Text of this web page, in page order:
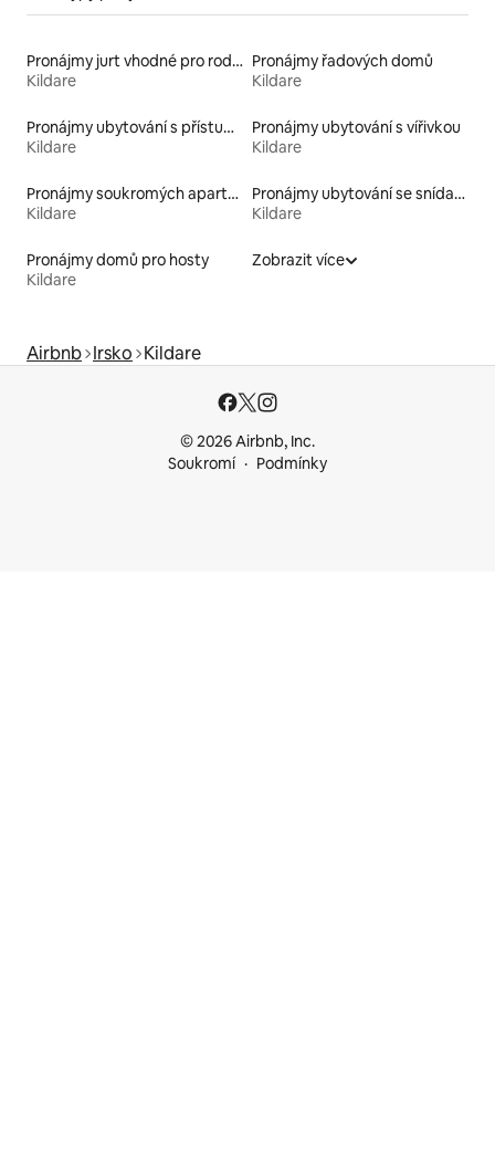
Pronájmy jurt vhodné pro rodiny s dětmi
Kildare
Pronájmy řadových domů
Kildare
Pronájmy ubytování s přístupem k jezeru
Kildare
Pronájmy ubytování s vířivkou
Kildare
Pronájmy soukromých apartmánů
Kildare
Pronájmy ubytování se snídaní
Kildare
Pronájmy domů pro hosty
Kildare
Zobrazit více
Airbnb Irsko Kildare
© 2026 Airbnb, Inc.
Soukromí
Podmínky